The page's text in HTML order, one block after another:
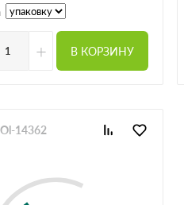
+ В КОРЗИНУ
14362